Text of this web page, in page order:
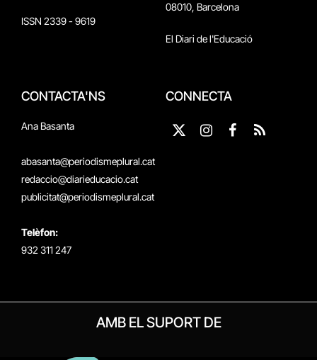
ISSN 2339 - 9619
08010, Barcelona
El Diari de l'Educació
CONTACTA'NS
Ana Basanta
abasanta@periodismeplural.cat
redaccio@diarieducacio.cat
publicitat@periodismeplural.cat
Telèfon:
932 311 247
CONNECTA
X
Instagram
Facebook
RSS
AMB EL SUPORT DE